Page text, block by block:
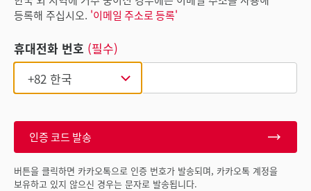
등록해 주십시오. '이메일 주소로 등록'
휴대전화 번호 (필수)
인증 코드 발송
버튼을 클릭하면 카카오톡으로 인증 번호가 발송되며, 카카오톡 계정을
보유하고 있지 않으신 경우는 문자로 발송됩니다.